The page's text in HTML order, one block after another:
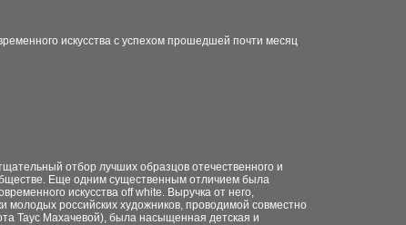
искусства с успехом прошедшей почти месяц
отбор лучших образцов отечественного и
Еще одним существенным отличием была
искусства off white. Выручка от него,
российских художников, проводимой совместно
Таус Махачевой), была насыщенная детская и